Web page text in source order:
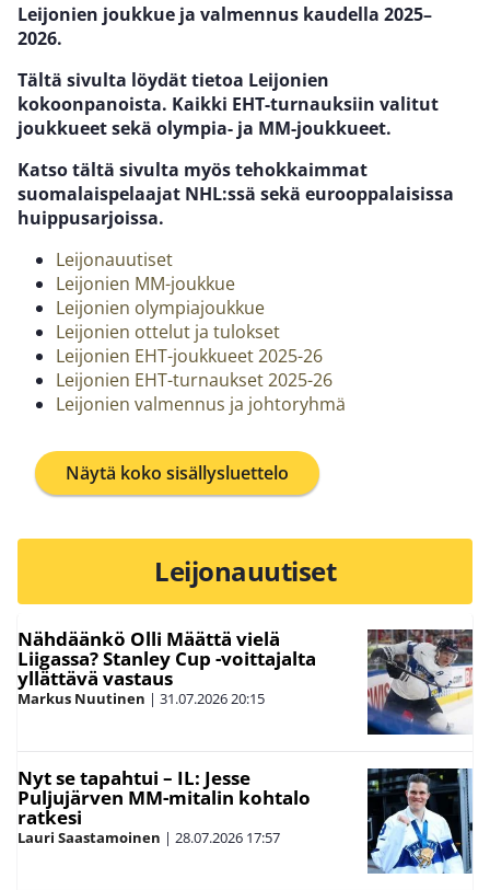
Leijonien joukkue ja valmennus kaudella 2025–
2026.
Tältä sivulta löydät tietoa Leijonien
kokoonpanoista. Kaikki EHT-turnauksiin valitut
joukkueet sekä olympia- ja MM-joukkueet.
Katso tältä sivulta myös tehokkaimmat
suomalaispelaajat NHL:ssä sekä eurooppalaisissa
huippusarjoissa.
Leijonauutiset
Leijonien MM-joukkue
Leijonien olympiajoukkue
Leijonien ottelut ja tulokset
Leijonien EHT-joukkueet 2025-26
Leijonien EHT-turnaukset 2025-26
Leijonien valmennus ja johtoryhmä
Näytä koko sisällysluettelo
Leijonauutiset
Nähdäänkö Olli Määttä vielä
Liigassa? Stanley Cup -voittajalta
yllättävä vastaus
Markus Nuutinen | 31.07.202620:15
Nyt se tapahtui – IL: Jesse
Puljujärven MM-mitalin kohtalo
ratkesi
Lauri Saastamoinen | 28.07.2026 17:57